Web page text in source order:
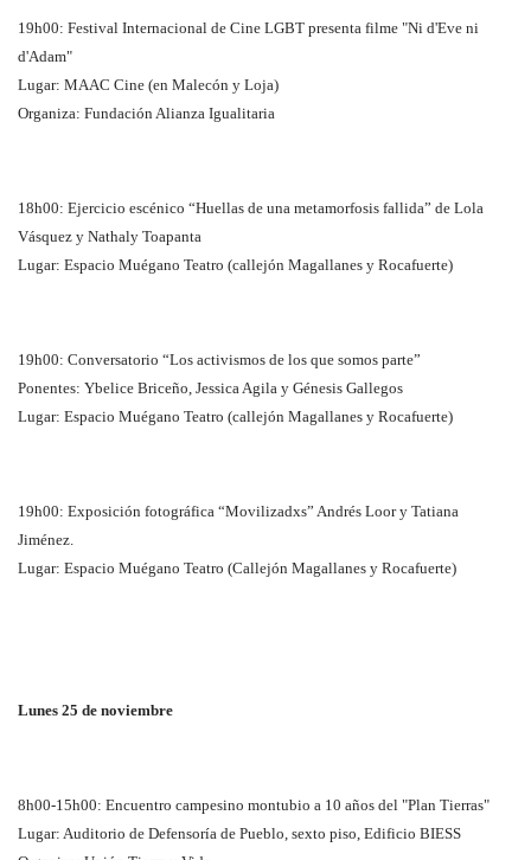
19h00: Festival Internacional de Cine LGBT presenta filme "Ni d'Eve ni
d'Adam"
Lugar: MAAC Cine (en Malecón y Loja)
Organiza: Fundación Alianza Igualitaria
18h00: Ejercicio escénico “Huellas de una metamorfosis fallida” de Lola
Vásquez y Nathaly Toapanta
Lugar: Espacio Muégano Teatro (callejón Magallanes y Rocafuerte)
19h00: Conversatorio “Los activismos de los que somos parte”
Ponentes: Ybelice Briceño, Jessica Agila y Génesis Gallegos
Lugar: Espacio Muégano Teatro (callejón Magallanes y Rocafuerte)
19h00: Exposición fotográfica “Movilizadxs” Andrés Loor y Tatiana
Jiménez.
Lugar: Espacio Muégano Teatro (Callejón Magallanes y Rocafuerte)
Lunes 25 de noviembre
8h00-15h00: Encuentro campesino montubio a 10 años del "Plan Tierras"
Lugar: Auditorio de Defensoría de Pueblo, sexto piso, Edificio BIESS